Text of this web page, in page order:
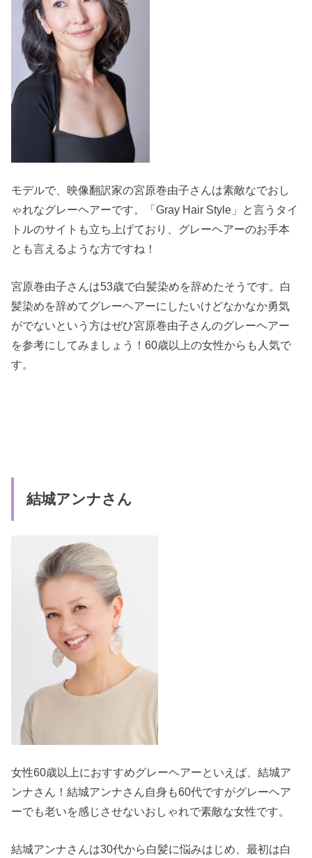
モデルで、映像翻訳家の宮原巻由子さんは素敵なでおし
ゃれなグレーヘアーです。「Gray Hair Style」と言うタイ
トルのサイトも立ち上げており、グレーヘアーのお手本
とも言えるような方ですね！
宮原巻由子さんは53歳で白髪染めを辞めたそうです。白
髪染めを辞めてグレーヘアーにしたいけどなかなか勇気
がでないという方はぜひ宮原巻由子さんのグレーヘアー
を参考にしてみましょう！60歳以上の女性からも人気で
す。
結城アンナさん
女性60歳以上におすすめグレーヘアーといえば、結城ア
ンナさん！結城アンナさん自身も60代ですがグレーヘア
ーでも老いを感じさせないおしゃれで素敵な女性です。
結城アンナさんは30代から白髪に悩みはじめ、最初は白